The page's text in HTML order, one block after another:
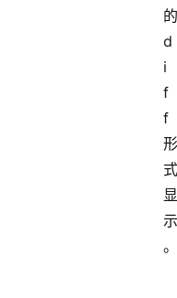
的
d
i
f
f
形
式
显
示
。